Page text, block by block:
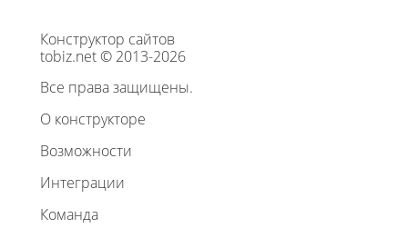
Конструктор сайтов
tobiz.net © 2013-2026
Все права защищены.
О конструкторе
Возможности
Интеграции
Команда